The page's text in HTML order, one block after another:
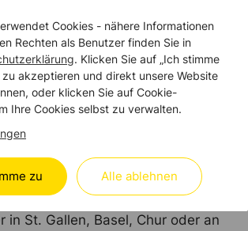
erleben
mit uns in
in St. Gallen, Basel, Chur oder an
Cookies - nähere Informationen
Rechten als Benutzer finden Sie in
. Klicken Sie auf „Ich stimme
zu akzeptieren und direkt unsere Website
oder klicken Sie auf Cookie-
Ihre Cookies selbst zu verwalten.
zu Alle ablehnen